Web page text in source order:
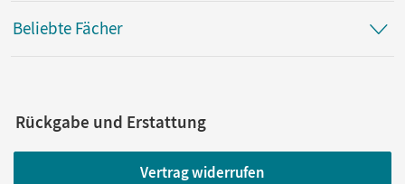
Beliebte Fächer
Rückgabe und Erstattung
Vertrag widerrufen